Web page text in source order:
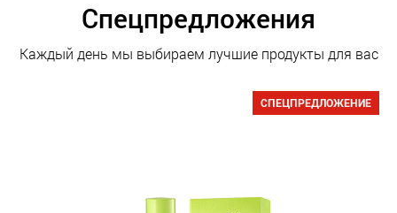
Спецпредложения
Каждый день мы выбираем лучшие продукты для вас
СПЕЦПРЕДЛОЖЕНИЕ